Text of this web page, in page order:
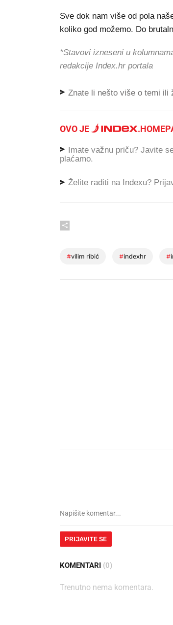
Sve dok nam više od pola
koliko god možemo. Do
*Stavovi izneseni u
redakcije Index.hr portala
Znate li nešto više o temi ili
OVO JE .
Imate važnu priču? Javite
plaćamo.
Želite raditi na Indexu?
#vilim ribić #indexhr #
PRIJAVITE SE
KOMENTARI (0)
Trenutno nema komentara.